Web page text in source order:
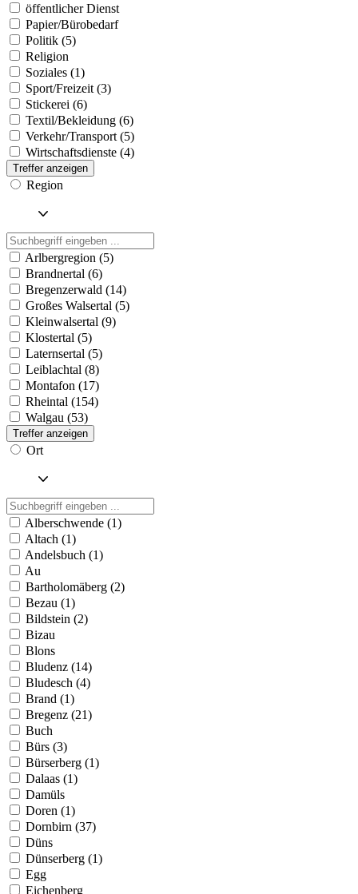
öffentlicher Dienst
Papier/Bürobedarf
Politik (5)
Religion
Soziales (1)
Sport/Freizeit (3)
Stickerei (6)
Textil/Bekleidung (6)
Verkehr/Transport (5)
Wirtschaftsdienste (4)
Treffer anzeigen
Region
Arlbergregion (5)
Brandnertal (6)
Bregenzerwald (14)
Großes Walsertal (5)
Kleinwalsertal (9)
Klostertal (5)
Laternsertal (5)
Leiblachtal (8)
Montafon (17)
Rheintal (154)
Walgau (53)
Treffer anzeigen
Ort
Alberschwende (1)
Altach (1)
Andelsbuch (1)
Au
Bartholomäberg (2)
Bezau (1)
Bildstein (2)
Bizau
Blons
Bludenz (14)
Bludesch (4)
Brand (1)
Bregenz (21)
Buch
Bürs (3)
Bürserberg (1)
Dalaas (1)
Damüls
Doren (1)
Dornbirn (37)
Düns
Dünserberg (1)
Egg
Eichenberg